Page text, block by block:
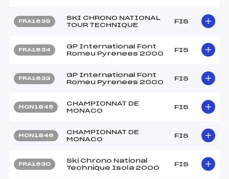
FRA1639
SKI CHRONO NATIONAL
TOUR TECHNIQUE
FIS
FRA1634
GP International Font
Romeu Pyrenees 2000
FIS
FRA1633
GP International Font
Romeu Pyrenees 2000
FIS
MON1845
CHAMPIONNAT DE
MONACO
FIS
MON1846
CHAMPIONNAT DE
MONACO
FIS
FRA1630
Ski Chrono National
Technique Isola 2000
FIS